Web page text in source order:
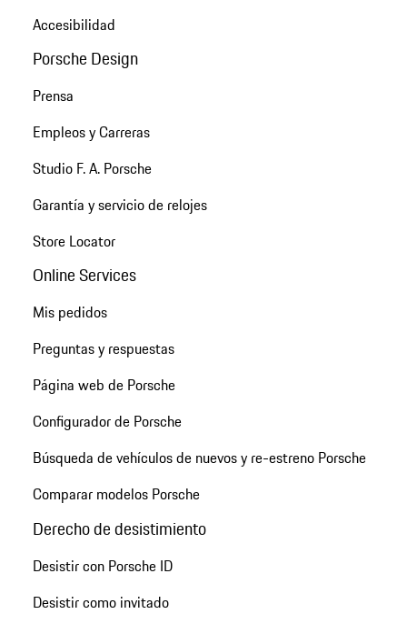
Accesibilidad
Porsche Design
Prensa
Empleos y Carreras
Studio F. A. Porsche
Garantía y servicio de relojes
Store Locator
Online Services
Mis pedidos
Preguntas y respuestas
Página web de Porsche
Configurador de Porsche
Búsqueda de vehículos de nuevos y re-estreno Porsche
Comparar modelos Porsche
Derecho de desistimiento
Desistir con Porsche ID
Desistir como invitado